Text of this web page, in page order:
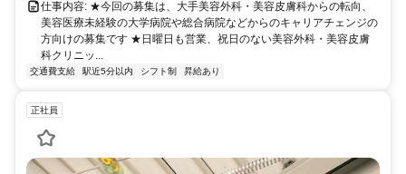
仕事内容: ★今回の募集は、大手美容外科・美容皮膚科からの転向、
美容医療未経験の大学病院や総合病院などからのキャリアチェンジの
方向けの募集です ★日曜日も営業、祝日のない美容外科・美容皮膚
科クリニッ...
交通費支給 駅近5分以内 シフト制 昇給あり
正社員